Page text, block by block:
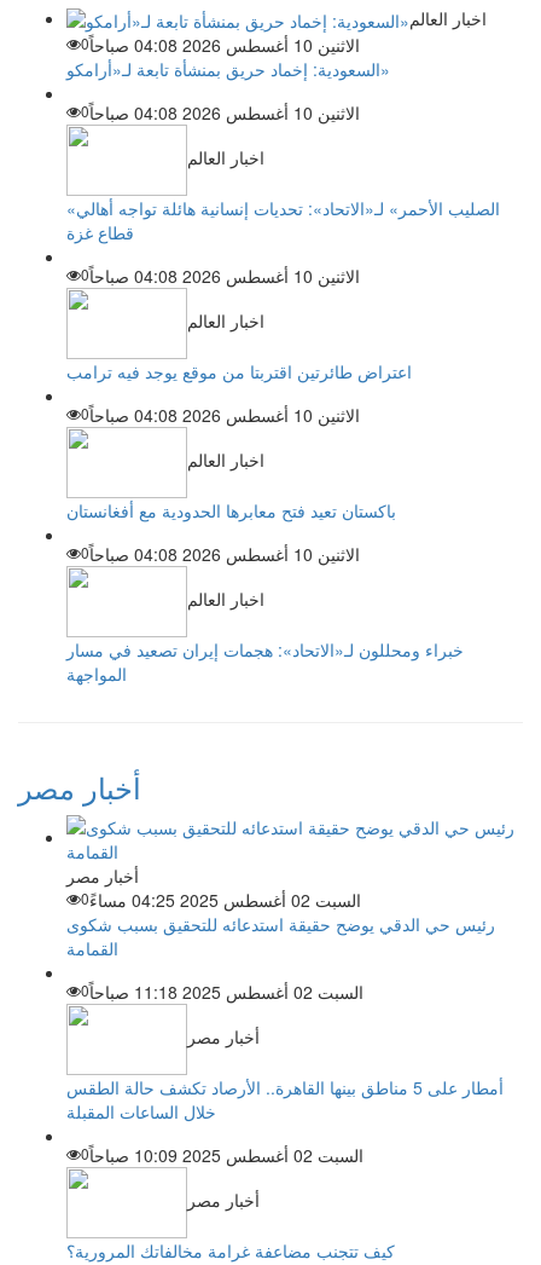
اخبار العالم
الاثنين 10 أغسطس 2026 04:08 صباحاً
0
السعودية: إخماد حريق بمنشأة تابعة لـ«أرامكو»
الاثنين 10 أغسطس 2026 04:08 صباحاً
0
اخبار العالم
«الصليب الأحمر» لـ«الاتحاد»: تحديات إنسانية هائلة تواجه أهالي
قطاع غزة
الاثنين 10 أغسطس 2026 04:08 صباحاً
0
اخبار العالم
اعتراض طائرتين اقتربتا من موقع يوجد فيه ترامب
الاثنين 10 أغسطس 2026 04:08 صباحاً
0
اخبار العالم
باكستان تعيد فتح معابرها الحدودية مع أفغانستان
الاثنين 10 أغسطس 2026 04:08 صباحاً
0
اخبار العالم
خبراء ومحللون لـ«الاتحاد»: هجمات إيران تصعيد في مسار
المواجهة
أخبار مصر
أخبار مصر
السبت 02 أغسطس 2025 04:25 مساءً
0
رئيس حي الدقي يوضح حقيقة استدعائه للتحقيق بسبب شكوى
القمامة
السبت 02 أغسطس 2025 11:18 صباحاً
0
أخبار مصر
أمطار على 5 مناطق بينها القاهرة.. الأرصاد تكشف حالة الطقس
خلال الساعات المقبلة
السبت 02 أغسطس 2025 10:09 صباحاً
0
أخبار مصر
كيف تتجنب مضاعفة غرامة مخالفاتك المرورية؟